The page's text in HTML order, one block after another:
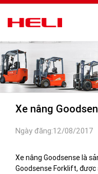
Xe nâng
Ngày đăng:12/08/2017
Xe nâng Goodsense là
Goodsense Forklift,